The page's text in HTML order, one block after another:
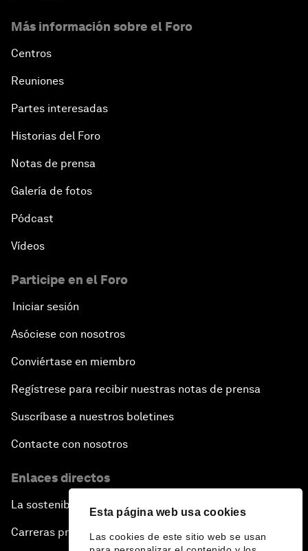
Esta página web usa cookies
Las cookies de este sitio web se usan
Más información sobre el Foro
Centros
Reuniones
Partes interesadas
Historias del Foro
Notas de prensa
Galería de fotos
Pódcast
Vídeos
Participe en el Foro
Iniciar sesión
Asóciese con nosotros
Conviértase en miembro
Regístrese para recibir nuestras notas de prensa
Suscríbase a nuestros boletines
Contacte con nosotros
Enlaces directos
La sostenibilidad en el Foro
Carreras profesionales